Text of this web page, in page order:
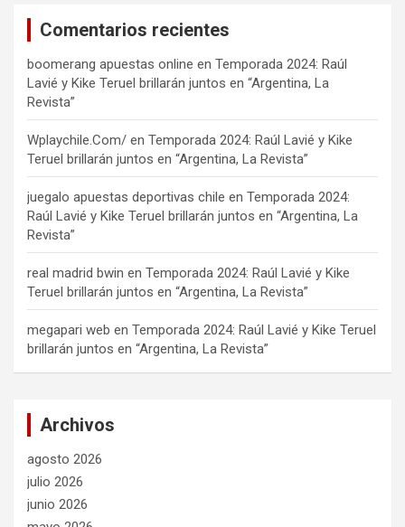
Comentarios recientes
boomerang apuestas online en Temporada 2024: Raúl
Lavié y Kike Teruel brillarán juntos en “Argentina, La
Revista”
Wplaychile.Com/ en Temporada 2024: Raúl Lavié y Kike
Teruel brillarán juntos en “Argentina, La Revista”
juegalo apuestas deportivas chile en Temporada 2024:
Raúl Lavié y Kike Teruel brillarán juntos en “Argentina, La
Revista”
real madrid bwin en Temporada 2024: Raúl Lavié y Kike
Teruel brillarán juntos en “Argentina, La Revista”
megapari web en Temporada 2024: Raúl Lavié y Kike Teruel
brillarán juntos en “Argentina, La Revista”
Archivos
agosto 2026
julio 2026
junio 2026